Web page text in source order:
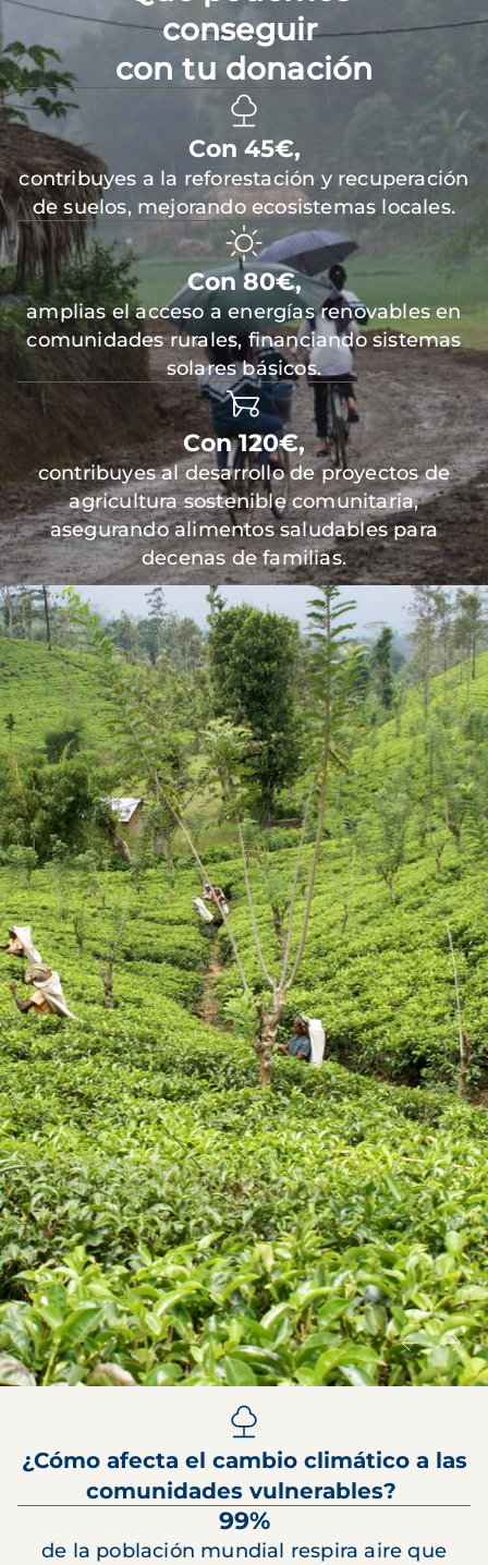
conseguir
con tu donación
Con 45€,
contribuyes a la reforestación y recuperación
de suelos, mejorando ecosistemas locales.
Con 80€,
amplias el acceso a energías renovables en
comunidades rurales, financiando sistemas
solares básicos.
Con 120€,
contribuyes al desarrollo de proyectos de
agricultura sostenible comunitaria,
asegurando alimentos saludables para
decenas de familias.
¿Cómo afecta el cambio climático a las
comunidades vulnerables?
99%
de la población mundial respira aire que